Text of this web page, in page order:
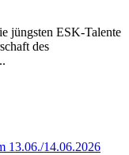
jüngsten ESK-Talente
des
13.06./14.06.2026